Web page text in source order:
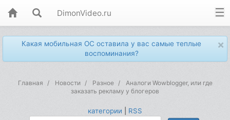
DimonVideo.ru
×
Какая мобильная ОС оставила у вас самые теплые
воспоминания?
Главная Новости Разное
Аналоги Wowblogger, или где
заказать рекламу у блогеров
категории RSS